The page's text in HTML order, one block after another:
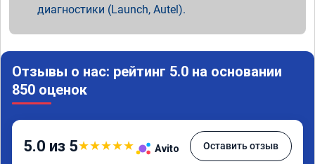
диагностики (Launch, Autel).
Отзывы о нас: рейтинг 5.0 на основании
850 оценок
5.0 из 5★★★★★ Avito Оставить отзыв